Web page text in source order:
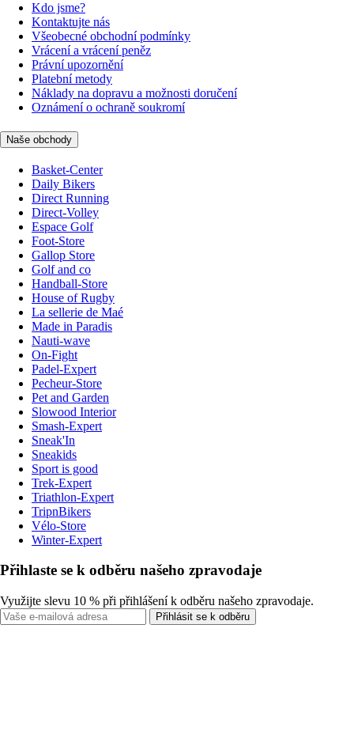
Kdo jsme?
Kontaktujte nás
Všeobecné obchodní podmínky
Vrácení a vrácení peněz
Právní upozornění
Platební metody
Náklady na dopravu a možnosti doručení
Oznámení o ochraně soukromí
Naše obchody
Basket-Center
Daily Bikers
Direct Running
Direct-Volley
Espace Golf
Foot-Store
Gallop Store
Golf and co
Handball-Store
House of Rugby
La sellerie de Maé
Made in Paradis
Nauti-wave
On-Fight
Padel-Expert
Pecheur-Store
Pet and Garden
Slowood Interior
Smash-Expert
Sneak'In
Sneakids
Sport is good
Trek-Expert
Triathlon-Expert
TripnBikers
Vélo-Store
Winter-Expert
Přihlaste se k odběru našeho zpravodaje
Využijte slevu 10 % při přihlášení k odběru našeho zpravodaje.
Přihlásit se k odběru